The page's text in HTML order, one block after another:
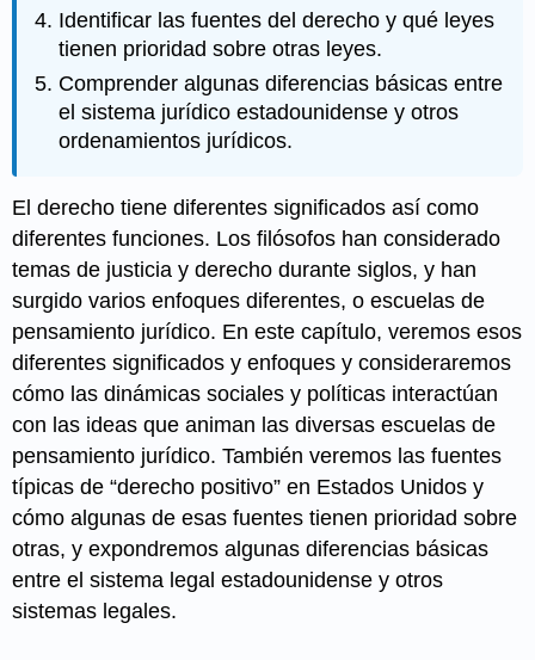
Identificar las fuentes del derecho y qué leyes
tienen prioridad sobre otras leyes.
Comprender algunas diferencias básicas entre
el sistema jurídico estadounidense y otros
ordenamientos jurídicos.
El derecho tiene diferentes significados así como
diferentes funciones. Los filósofos han considerado
temas de justicia y derecho durante siglos, y han
surgido varios enfoques diferentes, o escuelas de
pensamiento jurídico. En este capítulo, veremos esos
diferentes significados y enfoques y consideraremos
cómo las dinámicas sociales y políticas interactúan
con las ideas que animan las diversas escuelas de
pensamiento jurídico. También veremos las fuentes
típicas de “derecho positivo” en Estados Unidos y
cómo algunas de esas fuentes tienen prioridad sobre
otras, y expondremos algunas diferencias básicas
entre el sistema legal estadounidense y otros
sistemas legales.